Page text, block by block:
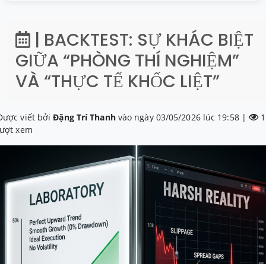
| BACKTEST: SỰ KHÁC BIỆT
GIỮA “PHÒNG THÍ NGHIỆM”
VÀ “THỰC TẾ KHỐC LIỆT”
viết bởiĐặng Trí Thanhvào ngày 03/05/2026 lúc 19:58 |
xem